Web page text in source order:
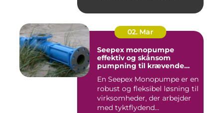
02. Mar
Seepex monopumpe
effektiv og skånsom
pumpning til krævende
En Seepex Monopumpe er en
robust og fleksibel løsning til
virksomheder, der arbejder
med tyktflydend...